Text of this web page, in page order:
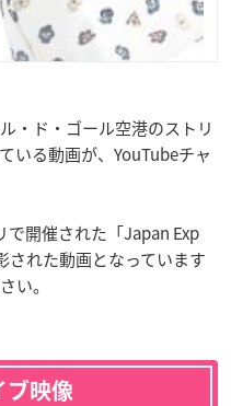
・ド・ゴール空港のストリ
いる動画が、YouTubeチャ
で開催された「Japan Exp
れた動画となっています
い。
ブ映像